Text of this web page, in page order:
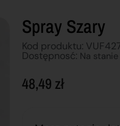
Spray Szary
Kod produktu:
Dostępnosć: Na stanie
48,49 zł